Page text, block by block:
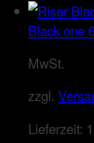
Black one
MwSt.
zzgl.
Lieferzeit: